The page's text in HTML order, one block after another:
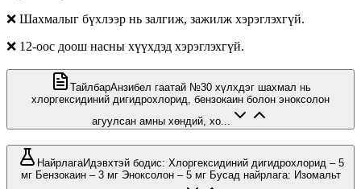
❌ Шахмалыг бүхлээр нь залгиж, зажилж хэрэглэхгүй.
❌ 12-оос доош насны хүүхдэд хэрэглэхгүй.
ТайлбарАнзибел гаатай №30 хүлхдэг шахмал нь
хлоргексидиний дигидрохлорид, бензокаин болон эноксолон
агуулсан амны хөндий, хо...
НайрлагаИдэвхтэй бодис: Хлоргексидиний дигидрохлорид – 5
мг Бензокаин – 3 мг Эноксолон – 5 мг Бусад найрлага: Изомальт